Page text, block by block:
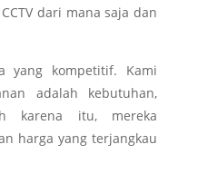
dari mana saja dan
yang kompetitif. Kami
adalah kebutuhan,
karena itu, mereka
harga yang terjangkau